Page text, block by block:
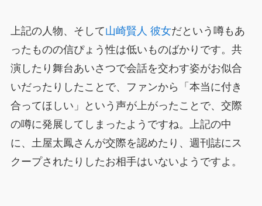
上記の人物、そして山崎賢人 彼女だという噂もあ
ったものの信ぴょう性は低いものばかりです。共
演したり舞台あいさつで会話を交わす姿がお似合
いだったりしたことで、ファンから「本当に付き
合ってほしい」という声が上がったことで、交際
の噂に発展してしまったようですね。上記の中
に、土屋太鳳さんが交際を認めたり、週刊誌にス
クープされたりしたお相手はいないようですよ。